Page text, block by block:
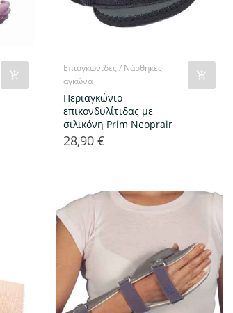
Επιαγκωνίδες / Νάρθηκες
αγκώνα
Περιαγκώνιο
επικονδυλίτιδας με
σιλικόνη Prim Neoprair
Τιμή
28,90 €